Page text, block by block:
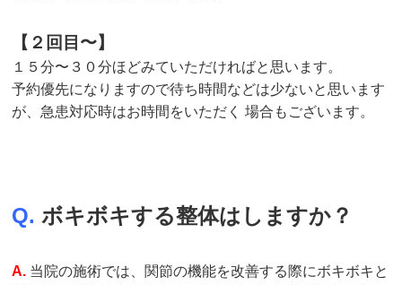
【２回目〜】
１５分〜３０分ほどみていただければと思います。
予約優先になりますので待ち時間などは少ないと思います
が、急患対応時はお時間をいただく 場合もございます。
Q. ボキボキする整体はしますか？
A. 当院の施術では、関節の機能を改善する際にボキボキと